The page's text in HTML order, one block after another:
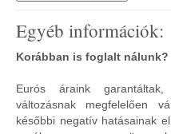
Egyéb információk:
Korábban is foglalt nálunk?
Eurós áraink
változásnak megfelelően
későbbi negatív hatásainak